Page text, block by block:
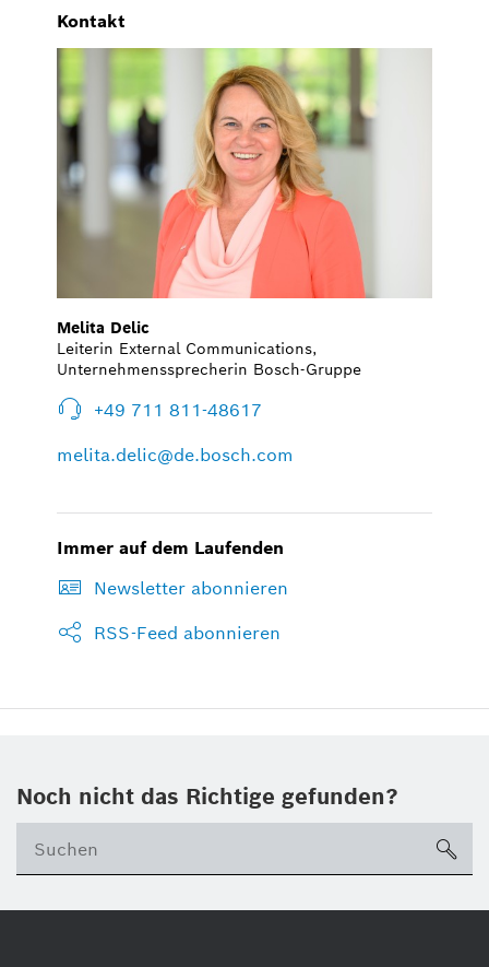
Kontakt
Melita Delic
Leiterin External Communications,
Unternehmenssprecherin Bosch-Gruppe
+49 711 811-48617
melita.delic@de.bosch.com
Immer auf dem Laufenden
Newsletter abonnieren
RSS-Feed abonnieren
Noch nicht das Richtige gefunden?